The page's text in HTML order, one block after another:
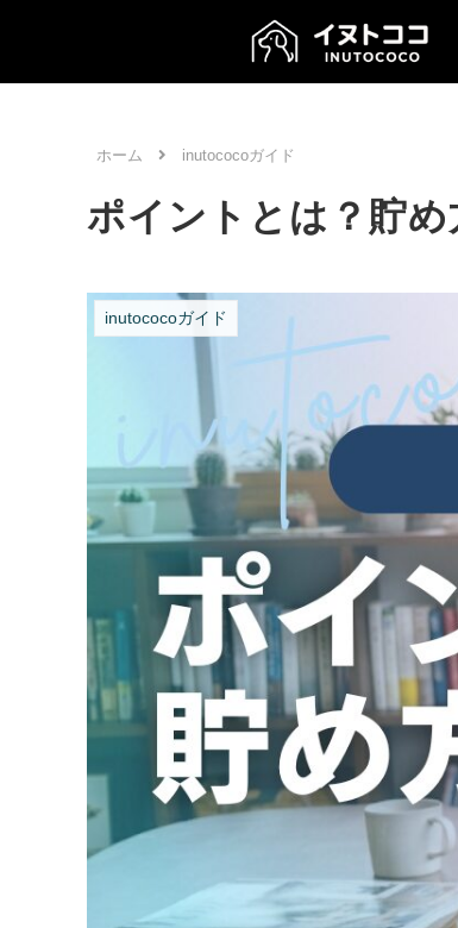
ホーム inutococoガイド
ポイントとは？貯
inutococoガイド